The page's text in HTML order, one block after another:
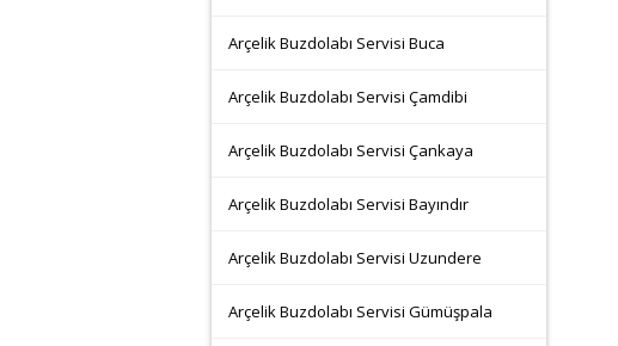
Arçelik Buzdolabı Servisi Buca
Arçelik Buzdolabı Servisi Çamdibi
Arçelik Buzdolabı Servisi Çankaya
Arçelik Buzdolabı Servisi Bayındır
Arçelik Buzdolabı Servisi Uzundere
Arçelik Buzdolabı Servisi Gümüşpala